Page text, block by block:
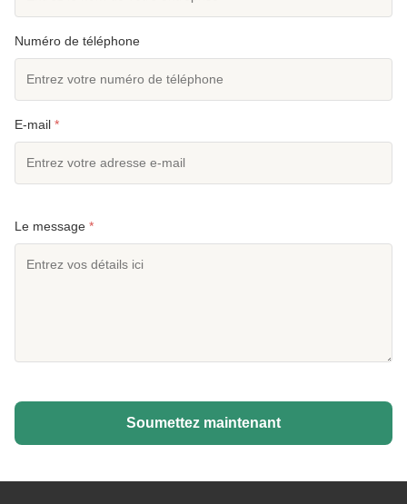
Numéro de téléphone
E-mail *
Le message *
Soumettez maintenant